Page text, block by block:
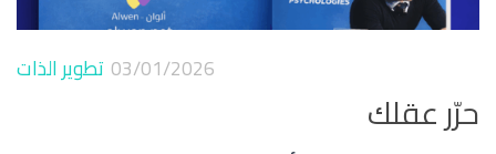
تطوير الذات 03/01/2026
حرّر عقلك